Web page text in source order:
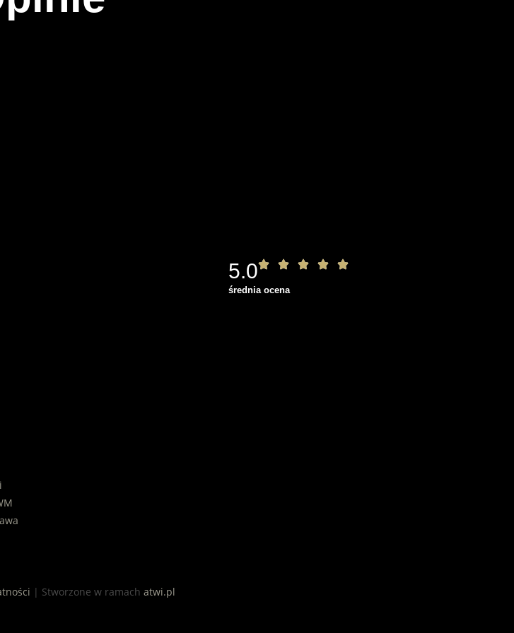
5.0
średnia ocena
| Stworzone w ramach atwi.pl